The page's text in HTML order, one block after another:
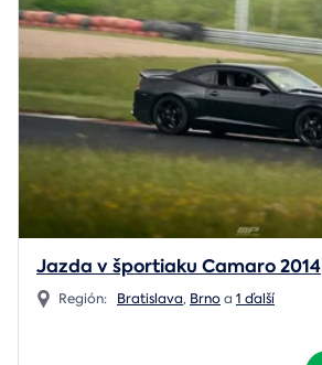
Jazda v športiaku Camaro 2014
Región: Bratislava, Brnoa 1 ďalší